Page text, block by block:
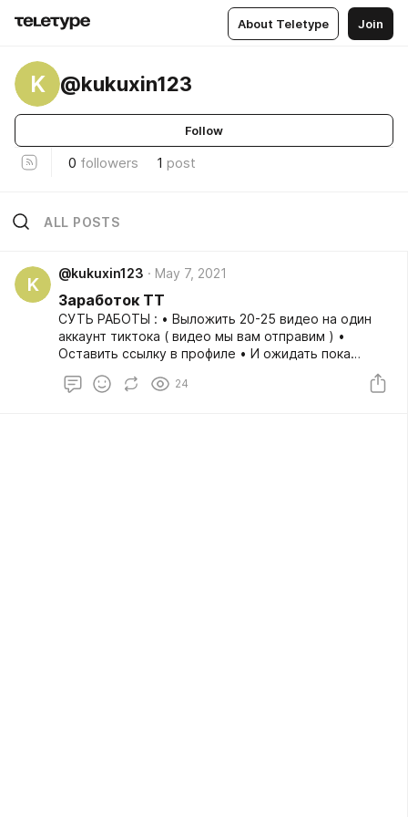
About Teletype Join
K @kukuxin123
Follow
0 followers 1 post
ALL POSTS
K
@kukuxin123 May 7, 2021
Заработок ТТ
СУТЬ РАБОТЫ : • Выложить 20-25 видео на один
аккаунт тиктока ( видео мы вам отправим ) •
Оставить ссылку в профиле • И ожидать пока
выплату ! Пошаговая инструкция создание аккаунта
24